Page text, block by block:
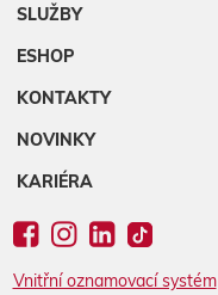
SLUŽBY
ESHOP
KONTAKTY
NOVINKY
KARIÉRA
Vnitřní oznamovací systém